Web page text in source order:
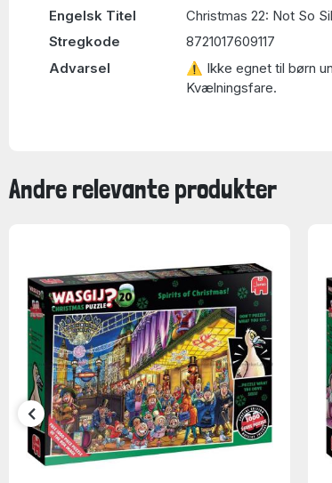
Engelsk Titel
Christmas 22: Not So
Stregkode
8721017609117
Advarsel
⚠ Ikke egnet til børn
Kvælningsfare.
Andre relevante produkter